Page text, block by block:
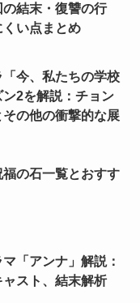
結末・復讐の行
い点まとめ
今、私たちの学校
2を解説：チョン
の他の衝撃的な展
福の石一覧とおすす
「アンナ」解説：
スト、結末解析